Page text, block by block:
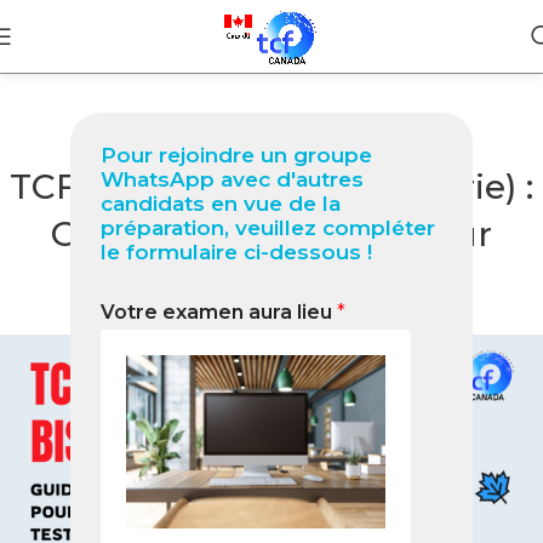
Pour rejoindre un groupe
WhatsApp avec d'autres
candidats en vue de la
préparation, veuillez compléter
le formulaire ci-dessous !
Votre examen aura lieu *
BLOG
TCF Canada à Biskra (Algérie) :
Guide complet 2026 pour
NabilOn juin 23, 2026